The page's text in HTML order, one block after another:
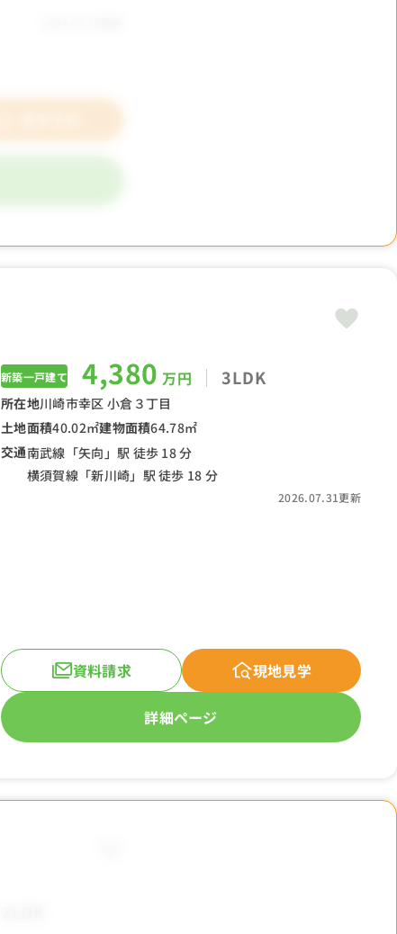
新築一戸建て 4,380 万円 3LDK
所在地川崎市幸区 小倉３丁目
土地面積40.02㎡建物面積64.78㎡
交通南武線「矢向」駅 徒歩 18 分
横須賀線「新川崎」駅 徒歩 18 分
2026.07.31更新
資料請求 現地見学
詳細ページ